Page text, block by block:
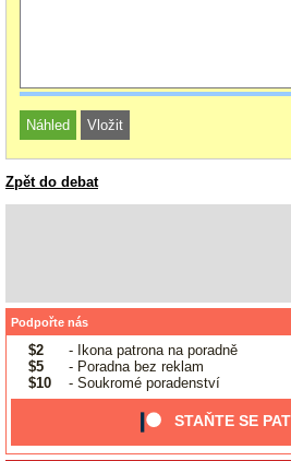
Zpět do debat
Podpořte nás
$2
- Ikona patrona na poradně
$5
- Poradna bez reklam
$10
- Soukromé poradenství
STAŇTE SE